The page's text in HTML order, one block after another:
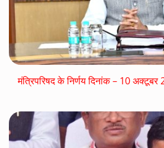
मंत्रिपरिषद के निर्णय दिनांक – 10 अक्टूबर